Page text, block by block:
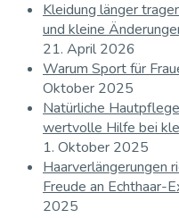
Kleidung länger
und kleine
21. April 2026
Warum Sport für
Oktober 2025
Natürliche
wertvolle Hilfe bei
1. Oktober 2025
Haarverlängerungen
Freude an Echthaar-
2025